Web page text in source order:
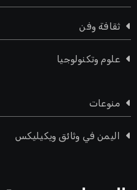
ثقافة وفن
علوم وتكنولوجيا
منوعات
اليمن في وثائق ويكيليكس